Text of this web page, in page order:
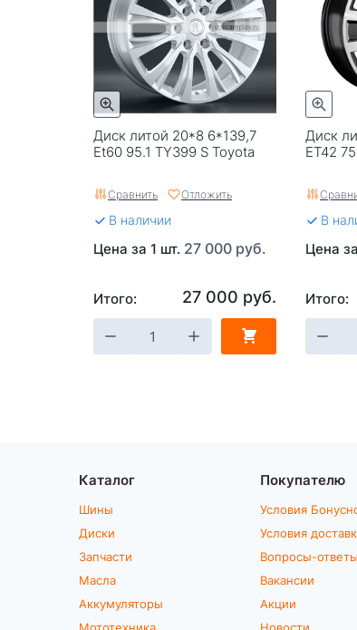
Диск литой 20*8 6*139,7
Et60 95.1 TY399 S Toyota
Сравнить Отложить
В наличии
Цена за 1 шт. 27 000 руб.
Итого: 27 000 руб.
Диск
ET42
В
Цена
Итого:
Каталог
Шины
Диски
Запчасти
Масла
Аккумуляторы
Мототехника
Покупателю
Условия
Условия
Вопросы-ответы
Вакансии
Акции
Новости